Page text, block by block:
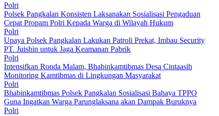
Polri
Polsek Pangkalan Konsisten Laksanakan Sosialisasi Pengaduan
Cepat Propam Polri Kepada Warga di Wilayah Hukum
Polri
Upaya Polsek Pangkalan Lakukan Patroli Prekat, Imbau Security
PT. Juishin untuk Jaga Keamanan Pabrik
Polri
Intensifkan Ronda Malam, Bhabinkamtibmas Desa Cintaasih
Monitoring Kamtibmas di Lingkungan Masyarakat
Polri
Bhabinkamtibmas Polsek Pangkalan Sosialisasi Bahaya TPPO
Guna Ingatkan Warga Parunglaksana akan Dampak Buruknya
Polri